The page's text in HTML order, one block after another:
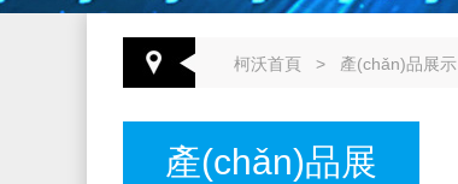
柯沃首頁 > 產(chǎn)品展示
產(chǎn)品展